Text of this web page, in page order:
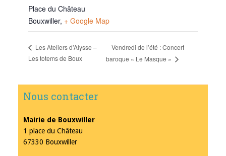
Place du Château
Bouxwiller, + Google Map
Les Ateliers d’Alysse –
Les totems de Boux
Vendredi de l’été : Concert
baroque « Le Masque »
Nous contacter
Mairie de Bouxwiller
1 place du Château
67330 Bouxwiller